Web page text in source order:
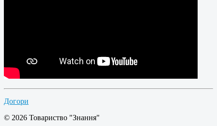
Догори
© 2026 Товариство "Знання"